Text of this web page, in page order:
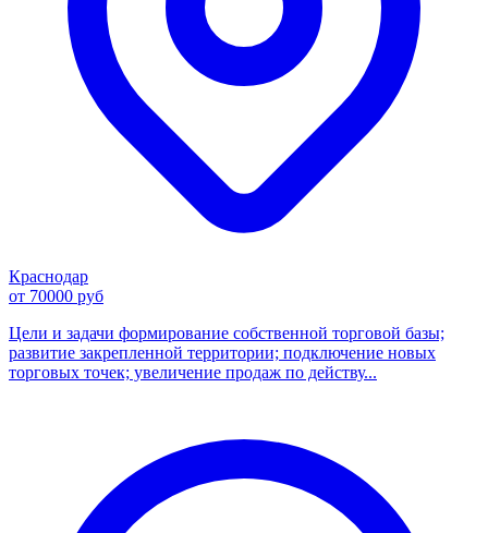
Краснодар
от 70000 руб
Цели и задачи формирование собственной торговой базы;
развитие закрепленной территории; подключение новых
торговых точек; увеличение продаж по действу...